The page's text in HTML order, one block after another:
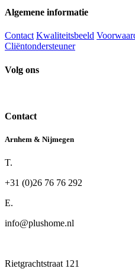
Algemene informatie
Contact Kwaliteitsbeeld
Cliëntondersteuner
Volg ons
Contact
Arnhem & Nijmegen
T.
+31 (0)26 76 76 292
E.
info@plushome.nl
Rietgrachtstraat 121